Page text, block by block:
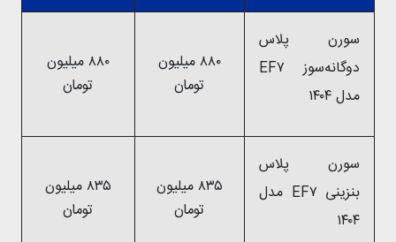
سورن پلاس
دوگانه‌سوز EF۷
مدل ۱۴۰۴
۸۸۰ میلیون
تومان
۸۸۰ میلیون
تومان
سورن پلاس
بنزینی EF۷ مدل
۱۴۰۴
۸۳۵ میلیون
تومان
۸۳۵ میلیون
تومان